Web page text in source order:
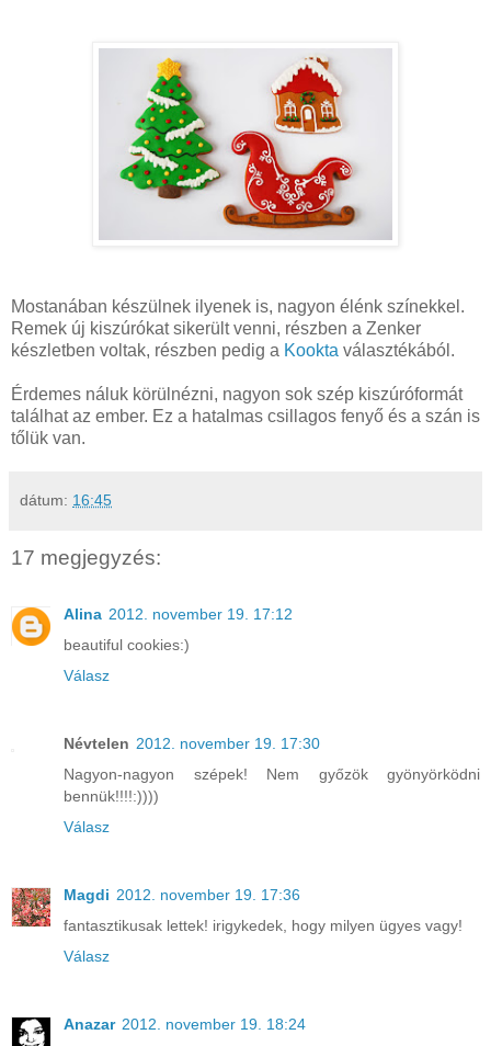
Mostanában készülnek ilyenek is, nagyon élénk színekkel.
Remek új kiszúrókat sikerült venni, részben a Zenker
készletben voltak, részben pedig a Kookta választékából.
Érdemes náluk körülnézni, nagyon sok szép kiszúróformát
találhat az ember. Ez a hatalmas csillagos fenyő és a szán is
tőlük van.
dátum: 16:45
17 megjegyzés:
Alina 2012. november 19. 17:12
beautiful cookies:)
Válasz
Névtelen 2012. november 19. 17:30
Nagyon-nagyon szépek! Nem győzök gyönyörködni
bennük!!!!:))))
Válasz
Magdi 2012. november 19. 17:36
fantasztikusak lettek! irigykedek, hogy milyen ügyes vagy!
Válasz
Anazar 2012. november 19. 18:24